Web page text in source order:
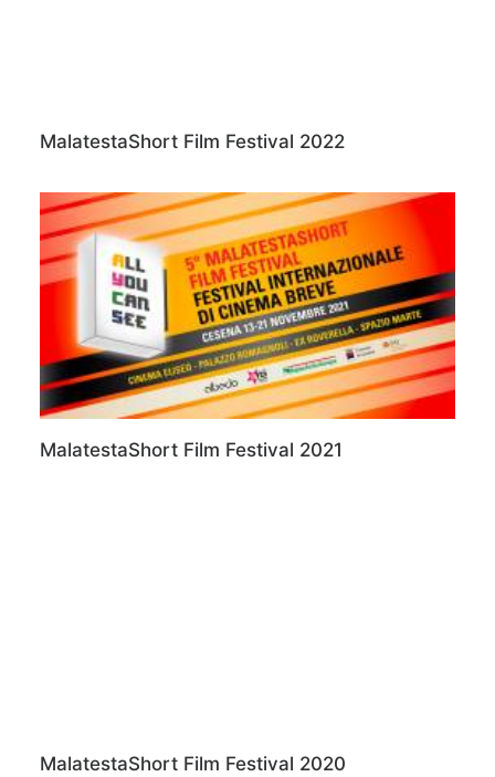
MalatestaShort Film Festival 2022
MalatestaShort Film Festival 2021
MalatestaShort Film Festival 2020